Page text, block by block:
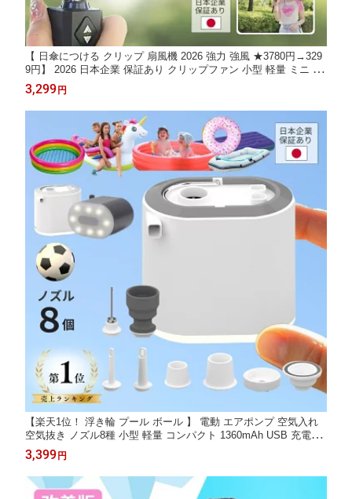
【 日傘につける クリップ 扇風機 2026 強力 強風 ★3780円→329
9円】 2026 日本企業 保証あり クリップファン 小型 軽量 ミニ 扇
風機 日傘 取り付け ファン ハンディファン クリップ付き クリッ
プ式 USB 充電式 ベビーカー リュック クリップ付きファン クリ
ップ付き扇風機
3,299円
【楽天1位！ 浮き輪 プール ボール 】 電動 エアポンプ 空気入れ
空気抜き ノズル8種 小型 軽量 コンパクト 1360mAh USB 充電式
コードレス LEDライト付き 電動ポンプ プール用 エアーポンプ エ
アマット エアベッド 子供プール キャンプ アウトドア 日本企業
保証あり
3,399円